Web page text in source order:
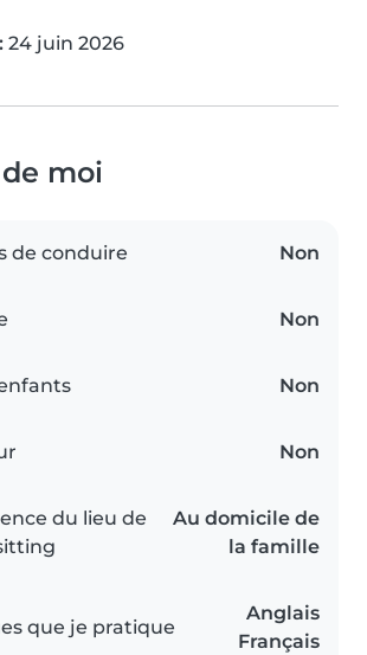
24 juin 2026
moi
de conduire Non
Non
Non
Non
du lieu de
Au domicile de
la famille
que je pratique
Anglais
Français